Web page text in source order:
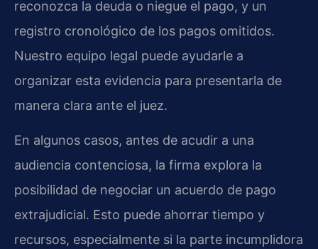
reconozca la deuda o niegue el pago, y un
registro cronológico de los pagos omitidos.
Nuestro equipo legal puede ayudarle a
organizar esta evidencia para presentarla de
manera clara ante el juez.
En algunos casos, antes de acudir a una
audiencia contenciosa, la firma explora la
posibilidad de negociar un acuerdo de pago
extrajudicial. Esto puede ahorrar tiempo y
recursos, especialmente si la parte incumplidora